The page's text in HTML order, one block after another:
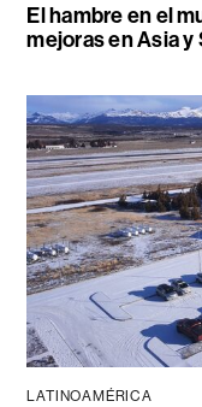
El hambre en el
mejoras en Asia y
LATINOAMÉRICA